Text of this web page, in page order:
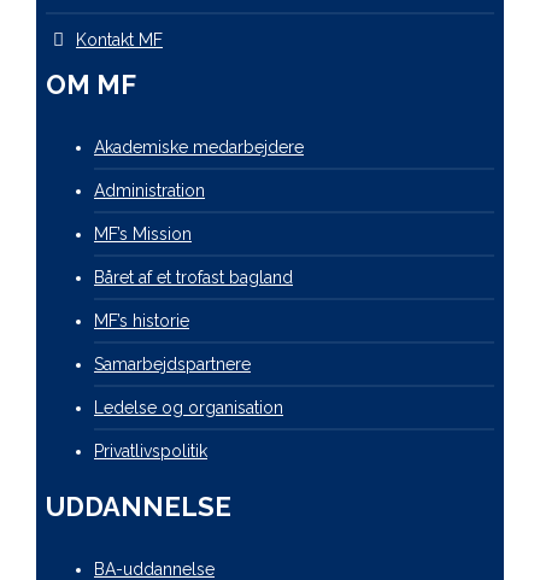
Kontakt MF
OM MF
Akademiske medarbejdere
Administration
MF’s Mission
Båret af et trofast bagland
MF’s historie
Samarbejdspartnere
Ledelse og organisation
Privatlivspolitik
UDDANNELSE
BA-uddannelse